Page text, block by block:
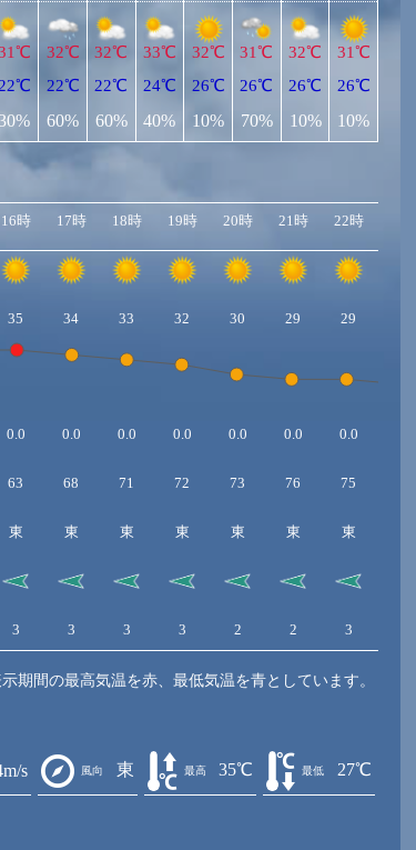
22℃
30%
32℃
22℃
60%
32℃
22℃
60%
33℃
24℃
40%
32℃
26℃
10%
31℃
26℃
70%
32℃
26℃
10%
31℃
26℃
10%
16時 17時 18時 19時 20時 21時 22時
35 34 33 32 30 29 29
0.0 0.0 0.0 0.0 0.0 0.0 0.0
63 68 71 72 73 76 75
東 東 東 東 東 東 東
3 3 3 3 2 2 3
期間の最高気温を赤、最低気温を青としています。
s 風向 東 最高 35℃ 最低 27℃